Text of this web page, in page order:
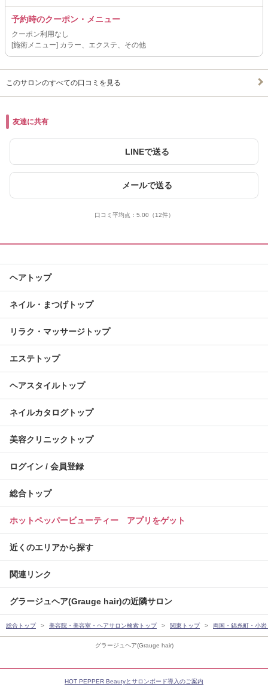
グラージュヘア(Grauge hair)
予約時のクーポン・メニュー
クーポン利用なし
[施術メニュー] カラー、エクステ、その他
このサロンのすべての口コミを見る
友達に共有
LINEで送る
メールで送る
口コミ平均点： 5.00 （12件）
ヘアトップ
ネイル・まつげトップ
リラク・マッサージトップ
エステトップ
ヘアスタイルトップ
ネイルカタログトップ
美容クリニックトップ
ログイン / 会員登録
総合トップ
ホットペッパービューティー アプリをゲット
近くのエリアから探す
関連リンク
グラージュヘア(Grauge hair)の近隣サロン
総合トップ 美容院・美容室・ヘアサロン検索トップ 関東トップ 両国・錦糸町・小
HOT PEPPER Beautyとサロンボード導入のご案内